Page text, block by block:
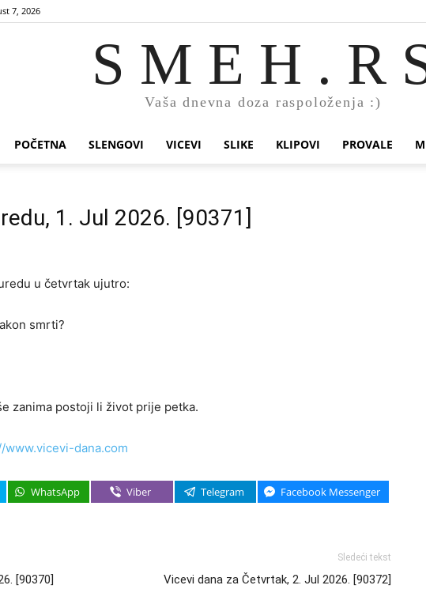
7, 2026
S M E H . R
Vaša dnevna doza raspoloženja :)
POČETNA SLENGOVI VICEVI SLIKE KLIPOVI PROVALE
1. Jul 2026. [90371]
u četvrtak ujutro:
smrti?
zanima postoji li život prije petka.
www.vicevi-dana.com
WhatsApp Viber Telegram Facebook Messenger
[90370]
Sledeći tekst
Vicevi dana za Četvrtak, 2. Jul 2026. [90372]